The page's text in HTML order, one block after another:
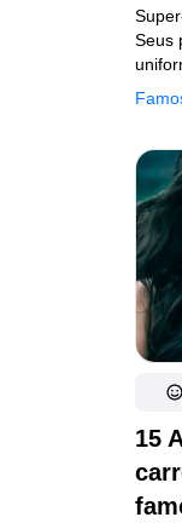
Seus
Mas
um
só
15